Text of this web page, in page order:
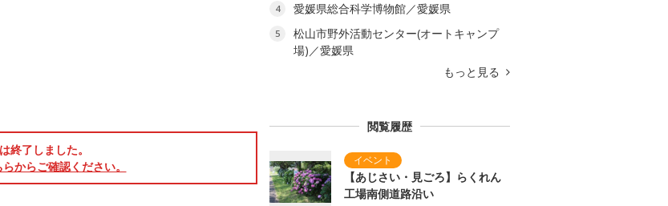
終了しました。
からご確認ください。
4 愛媛県総合科学博物館／愛媛県
5
松山市野外活動センター(オートキャンプ
場)／愛媛県
もっと見る
閲覧履歴
【あじさい・見ごろ】らくれん
工場南側道路沿い